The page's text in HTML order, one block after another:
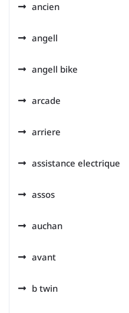
ancien
angell
angell bike
arcade
arriere
assistance electrique
assos
auchan
avant
b twin